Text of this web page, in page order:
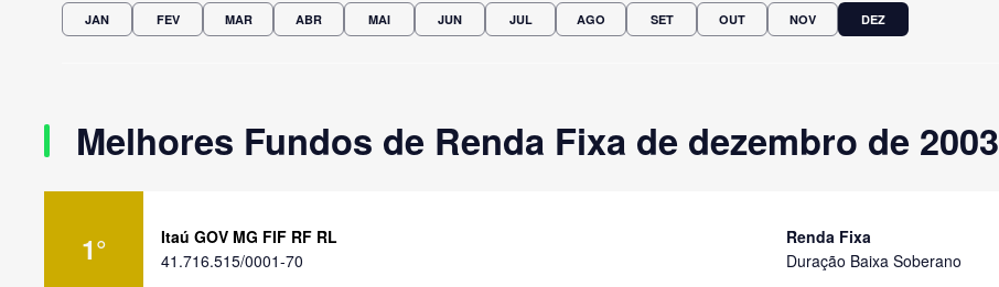
JAN FEV MAR ABR MAI JUN JUL AGO SET OUT NOV DEZ
Melhores Fundos de Renda Fixa de dezembro de 2003
1°
Itaú GOV MG FIF RF RL
41.716.515/0001-70
Renda Fixa
Duração Baixa Soberano